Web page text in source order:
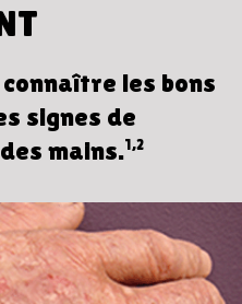
les bons
signes de
mains.1,2